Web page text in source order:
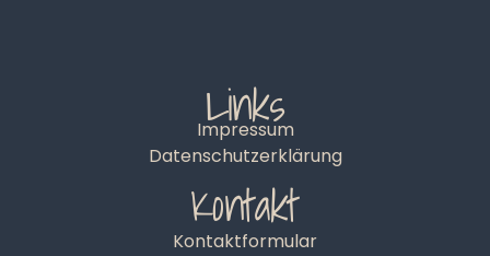
Links
Impressum
Datenschutzerklärung
Kontakt
Kontaktformular